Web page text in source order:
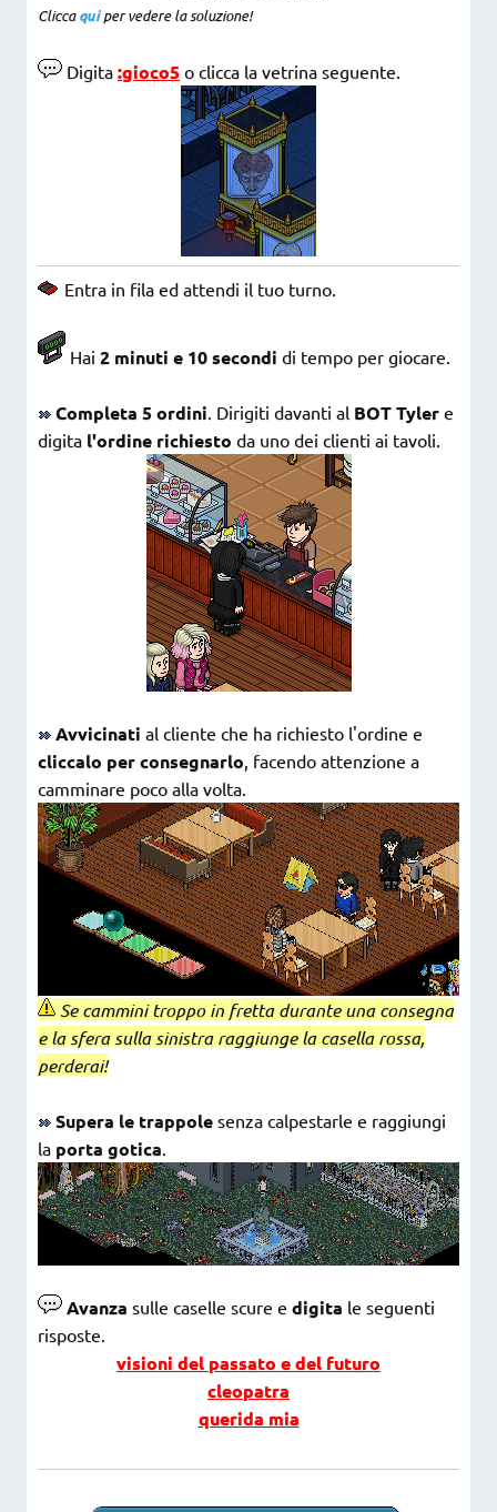
Cliccaquiper vedere la soluzione!
Digita :gioco5 o clicca la vetrina seguente.
Entra in fila ed attendi il tuo turno.
Hai 2 minuti e 10 secondi di tempo per giocare.
Completa 5 ordini. Dirigiti davanti al BOT Tyler e
digita l'ordine richiesto da uno dei clienti ai tavoli.
Avvicinati al cliente che ha richiesto l'ordine e
cliccalo per consegnarlo, facendo attenzione a
camminare poco alla volta.
Se cammini troppo in fretta durante una consegna
e la sfera sulla sinistra raggiunge la casella rossa,
perderai!
Supera le trappole senza calpestarle e raggiungi
la porta gotica.
Avanza sulle caselle scure e digita le seguenti
risposte.
visioni del passato e del futuro
cleopatra
querida mia